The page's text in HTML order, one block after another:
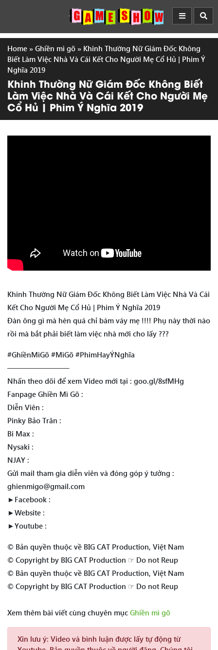
Home » Ghiền mì gõ » Khinh Thường Nữ Giám Đốc Không
Biết Làm Việc Nhà Và Cái Kết Cho Người Mẹ Cổ Hủ | Phim Ý
Nghĩa 2019
Khinh Thường Nữ Giám Đốc Không Biết
Làm Việc Nhà Và Cái Kết Cho Người Mẹ
Cổ Hủ | Phim Ý Nghĩa 2019
Khinh Thường Nữ Giám Đốc Không Biết Làm Việc Nhà Và Cái
Kết Cho Người Mẹ Cổ Hủ | Phim Ý Nghĩa 2019
Đàn ông gì mà hèn quá chỉ bám váy mẹ !!!! Phụ này thời nào
rồi mà bắt phải biết làm việc nhà mới cho lấy ???
#GhiềnMìGõ #MìGõ #PhimHayÝNghĩa
————————–
Nhấn theo dõi để xem Video mới tại : goo.gl/8sfMHg
Fanpage Ghiền Mì Gõ :
Diễn Viên :
Pinky Bảo Trân :
Bi Max :
Nysaki :
NJAY :
Gửi mail tham gia diễn viên và đóng góp ý tưởng :
ghienmigo@gmail.com
►Facebook :
►Website :
►Youtube :
© Bản quyền thuộc về BIG CAT Production, Việt Nam
© Copyright by BIG CAT Production ☞ Do not Reup
© Bản quyền thuộc về BIG CAT Production, Việt Nam
© Copyright by BIG CAT Production ☞ Do not Reup
Xem thêm bài viết cùng chuyên mục Ghiền mì gõ
Xin lưu ý: Video và bình luận được lấy tự động từ